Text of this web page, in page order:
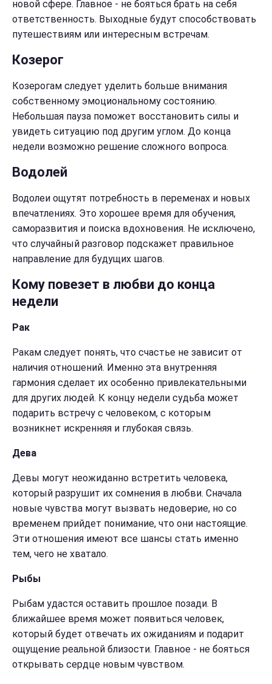
новой сфере. Главное - не бояться брать на себя
ответственность. Выходные будут способствовать
путешествиям или интересным встречам.
Козерог
Козерогам следует уделить больше внимания
собственному эмоциональному состоянию.
Небольшая пауза поможет восстановить силы и
увидеть ситуацию под другим углом. До конца
недели возможно решение сложного вопроса.
Водолей
Водолеи ощутят потребность в переменах и новых
впечатлениях. Это хорошее время для обучения,
саморазвития и поиска вдохновения. Не исключено,
что случайный разговор подскажет правильное
направление для будущих шагов.
Кому повезет в любви до конца
недели
Рак
Ракам следует понять, что счастье не зависит от
наличия отношений. Именно эта внутренняя
гармония сделает их особенно привлекательными
для других людей. К концу недели судьба может
подарить встречу с человеком, с которым
возникнет искренняя и глубокая связь.
Дева
Девы могут неожиданно встретить человека,
который разрушит их сомнения в любви. Сначала
новые чувства могут вызвать недоверие, но со
временем прийдет понимание, что они настоящие.
Эти отношения имеют все шансы стать именно
тем, чего не хватало.
Рыбы
Рыбам удастся оставить прошлое позади. В
ближайшее время может появиться человек,
который будет отвечать их ожиданиям и подарит
ощущение реальной близости. Главное - не бояться
открывать сердце новым чувством.